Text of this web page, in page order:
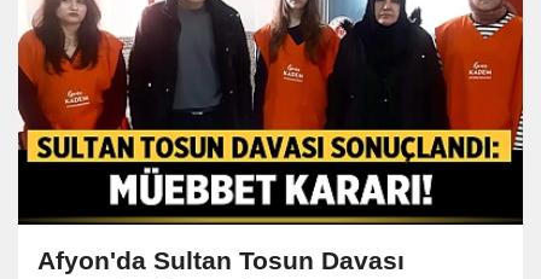
Afyon'da Sultan Tosun Davası